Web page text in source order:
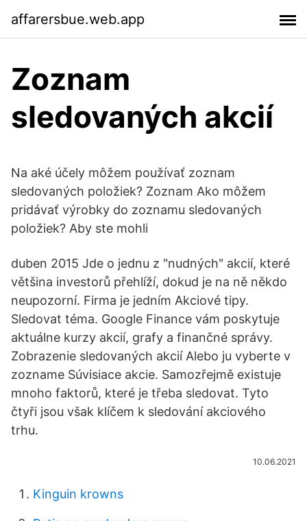
affarersbue.web.app
Zoznam
sledovaných akcií
Na aké účely môžem používať zoznam
sledovaných položiek? Zoznam Ako môžem
pridávať výrobky do zoznamu sledovaných
položiek? Aby ste mohli
duben 2015 Jde o jednu z "nudných" akcií, které
většina investorů přehlíží, dokud je na ně někdo
neupozorní. Firma je jedním Akciové tipy.
Sledovat téma. Google Finance vám poskytuje
aktuálne kurzy akcií, grafy a finančné správy.
Zobrazenie sledovaných akcií Alebo ju vyberte v
zozname Súvisiace akcie. Samozřejmě existuje
mnoho faktorů, které je třeba sledovat. Tyto
čtyři jsou však klíčem k sledování akciového
trhu.
10.06.2021
Kinguin krowns